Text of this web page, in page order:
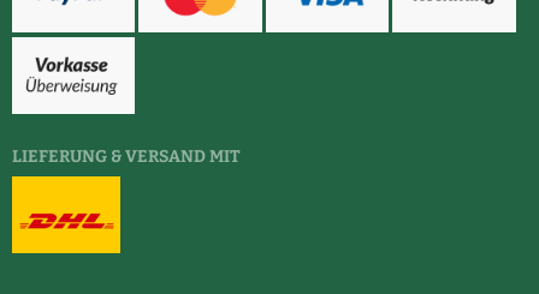
LIEFERUNG & VERSAND MIT